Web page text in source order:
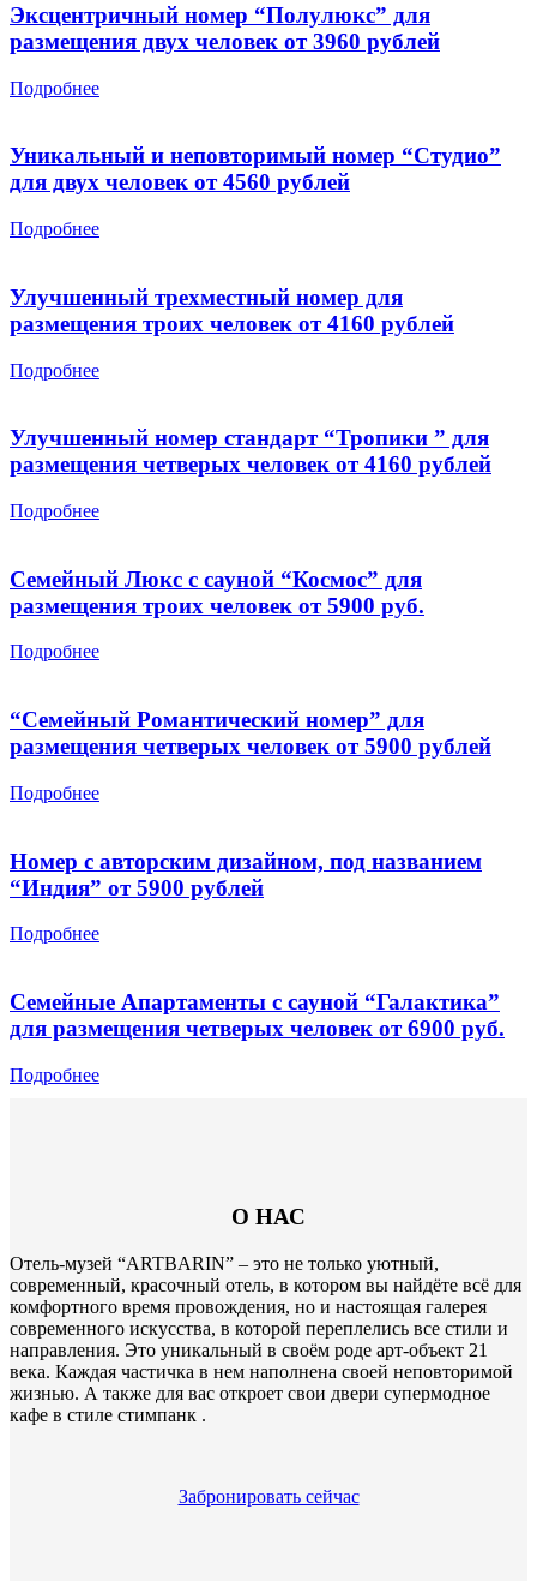
Эксцентричный номер “Полулюкс” для
размещения двух человек от 3960 рублей
Подробнее
Уникальный и неповторимый номер “Студио”
для двух человек от 4560 рублей
Подробнее
Улучшенный трехместный номер для
размещения троих человек от 4160 рублей
Подробнее
Улучшенный номер стандарт “Тропики ” для
размещения четверых человек от 4160 рублей
Подробнее
Семейный Люкс с сауной “Космос” для
размещения троих человек от 5900 руб.
Подробнее
“Семейный Романтический номер” для
размещения четверых человек от 5900 рублей
Подробнее
Номер с авторским дизайном, под названием
“Индия” от 5900 рублей
Подробнее
Семейные Апартаменты с сауной “Галактика”
для размещения четверых человек от 6900 руб.
Подробнее
О НАС
Отель-музей “ARTBARIN” – это не только уютный,
современный, красочный отель, в котором вы найдёте всё для
комфортного время провождения, но и настоящая галерея
современного искусства, в которой переплелись все стили и
направления. Это уникальный в своём роде арт-объект 21
века. Каждая частичка в нем наполнена своей неповторимой
жизнью. А также для вас откроет свои двери супермодное
кафе в стиле стимпанк .
Забронировать сейчас